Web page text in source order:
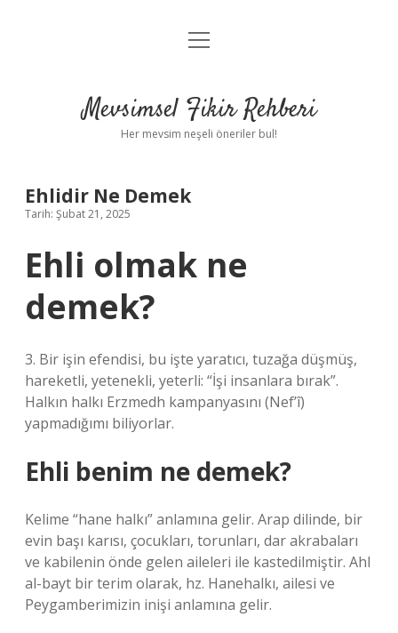
Anasayfa
Yasal Uyarı
menüyü
Mevsimsel Fikir Rehberi
Her mevsim neşeli öneriler bul!
Ehlidir Ne Demek
Tarih: Şubat 21, 2025
Ehli olmak ne
demek?
3. Bir işin efendisi, bu işte yaratıcı, tuzağa düşmüş,
hareketli, yetenekli, yeterli: “İşi insanlara bırak”.
Halkın halkı Erzmedh kampanyasını (Nef’î)
yapmadığımı biliyorlar.
Ehli benim ne demek?
Kelime “hane halkı” anlamına gelir. Arap dilinde, bir
evin başı karısı, çocukları, torunları, dar akrabaları
ve kabilenin önde gelen aileleri ile kastedilmiştir. Ahl
al-bayt bir terim olarak, hz. Hanehalkı, ailesi ve
Peygamberimizin inişi anlamına gelir.